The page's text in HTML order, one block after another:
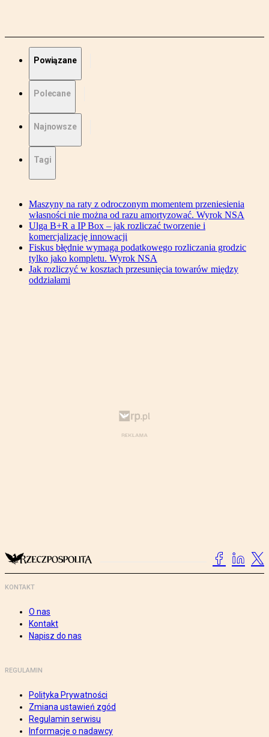
Powiązane
Polecane
Najnowsze
Tagi
Maszyny na raty z odroczonym momentem przeniesienia
własności nie można od razu amortyzować. Wyrok NSA
Ulga B+R a IP Box – jak rozliczać tworzenie i
komercjalizację innowacji
Fiskus błędnie wymaga podatkowego rozliczania grodzic
tylko jako kompletu. Wyrok NSA
Jak rozliczyć w kosztach przesunięcia towarów między
oddziałami
KONTAKT
O nas
Kontakt
Napisz do nas
REGULAMIN
Polityka Prywatności
Zmiana ustawień zgód
Regulamin serwisu
Informacje o nadawcy